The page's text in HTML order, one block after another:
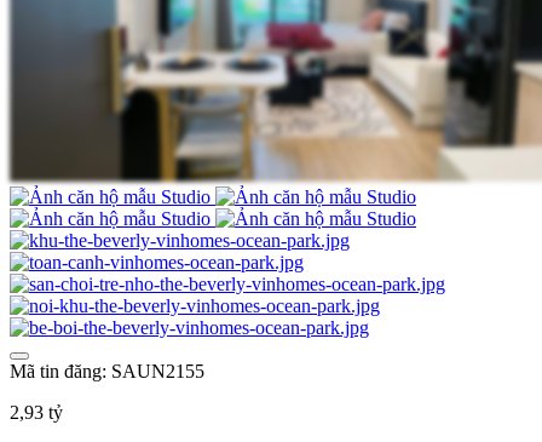
Mã tin đăng: SAUN2155
2,93 tỷ